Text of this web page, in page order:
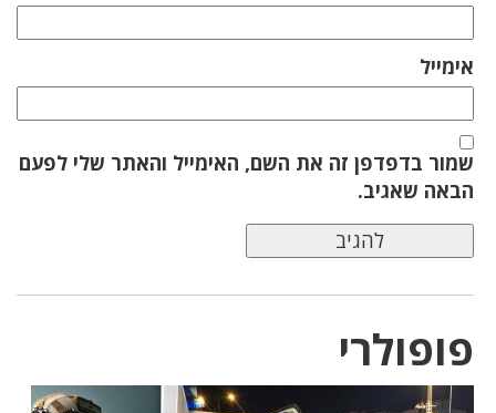
אימייל
שמור בדפדפן זה את השם, האימייל והאתר שלי לפעם
הבאה שאגיב.
פופולרי